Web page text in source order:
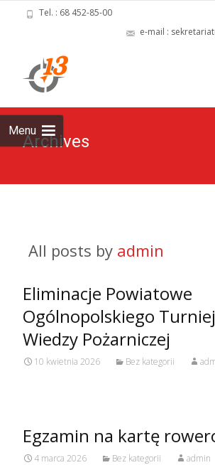
Tel. : 68 452-85-00
e-mail :
Menu
Archives
All posts by admin
Eliminacje Powiatowe
Ogólnopolskiego
Wiedzy Pożarniczej
10 kwietnia 2026 Bez kategorii
Egzamin na kartę
4 marca 2026 Bez kategorii admin